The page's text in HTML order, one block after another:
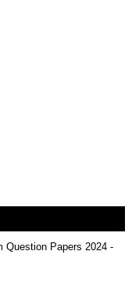
Question Papers 2024 -